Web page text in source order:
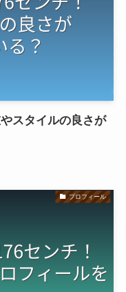
スタイルの良さが
プロフィール